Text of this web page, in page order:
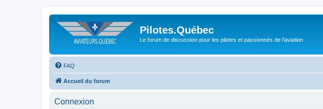
Pilotes.Québec
Le forum de discussion pour les pilotes et passionnés de l'aviation
FAQ
Accueil du forum
Connexion